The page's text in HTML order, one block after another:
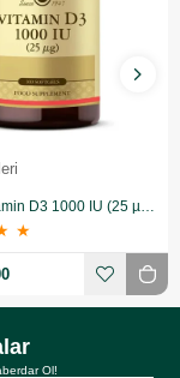
Solgar Vitamin D3 1000 IU (25 µg) 100 Yumuşak Jelatin Kapsül
★
Ol!